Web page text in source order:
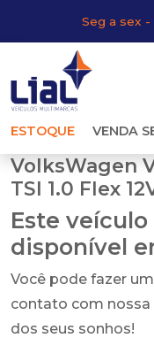
Seg a sex -
ESTOQUE VENDA
VolksWagen
TSI 1.0 Flex
Este
disponível
Você pode fazer
contato com nossa
dos seus sonhos!